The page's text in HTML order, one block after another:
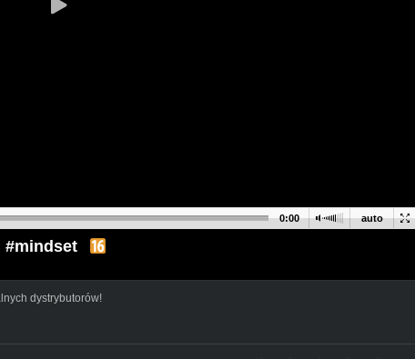
auto
0:00
#mindset
dystrybutorów!